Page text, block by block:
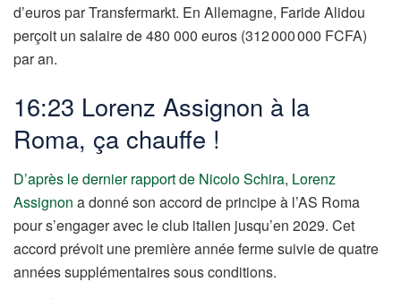
d’euros par Transfermarkt. En Allemagne, Faride Alidou
perçoit un salaire de 480 000 euros (312 000 000 FCFA)
par an.
16:23 Lorenz Assignon à la
Roma, ça chauffe !
D’après le dernier rapport de Nicolo Schira, Lorenz
Assignon a donné son accord de principe à l’AS Roma
pour s’engager avec le club italien jusqu’en 2029. Cet
accord prévoit une première année ferme suivie de quatre
années supplémentaires sous conditions.